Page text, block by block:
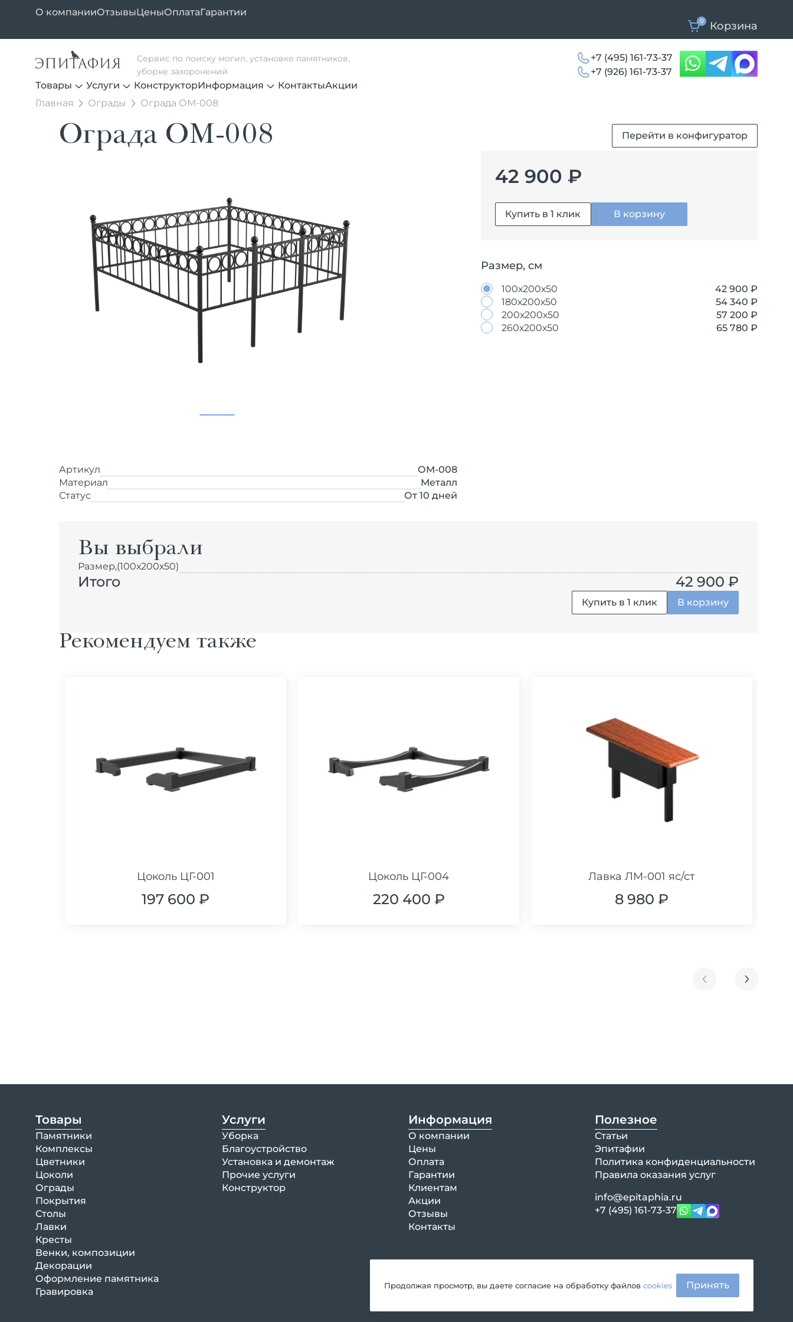
О компанииОтзывыЦеныОплатаГарантии
0 Корзина
Сервис по поиску могил, установке памятников,
уборке захоронений
+7 (495) 161-73-37
+7 (926) 161-73-37
Товары
Услуги КонструкторИнформация КонтактыАкции
Главная
Ограды Ограда ОМ-008
Ограда ОМ-008 Перейти в конфигуратор
Артикул
ОМ-008
Материал
Металл
Статус
От 10 дней
42 900 ₽
Купить в 1 клик В корзину
Размер, см
100х200х50 42 900 ₽
180х200х50
54 340 ₽
200х200х50
57 200 ₽
260х200х50
65 780 ₽
Вы выбрали
Размер,(100х200х50)
Итого 42 900 ₽
Купить в 1 клик В корзину
Рекомендуем также
Цоколь ЦГ-001
197 600 ₽
Цоколь ЦГ-004
220 400 ₽
Лавка ЛМ-001 яс/ст
8 980 ₽
Товары
Памятники
Комплексы
Цветники
Цоколи
Ограды
Покрытия
Столы
Лавки
Кресты
Венки, композиции
Декорации
Оформление памятника
Гравировка
Услуги
Уборка
Благоустройство
Установка и демонтаж
Прочие услуги
Конструктор
Информация
О компании
Цены
Оплата
Гарантии
Клиентам
Акции
Отзывы
Контакты
Полезное
Статьи
Эпитафии
Политика конфиденциальности
Правила оказания услуг
info@epitaphia.ru
+7 (495) 161-73-37
Продолжая просмотр, вы даете согласие на обработку файлов cookies Принять